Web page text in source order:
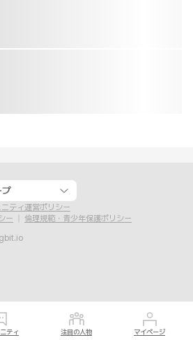
プ
ティ運営ポリシー
ー
倫理規範・青少年保護ポリシー
ティ 注目の人物 マイページ